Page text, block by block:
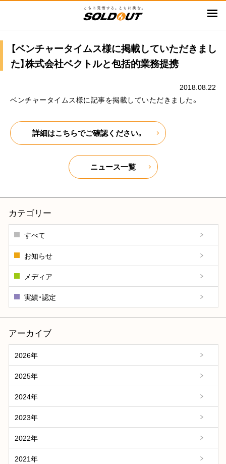
ン
テ
【ベンチャータイムス様に掲載していただきまし
た】株式会社ベクトルと包括的業務提携
2018.08.22
ベンチャータイムス様に記事を掲載していただきました。
詳細はこちらでご確認ください。
ニュース一覧
カテゴリー
すべて
お知らせ
メディア
実績・認定
アーカイブ
2026年
2025年
2024年
2023年
2022年
2021年